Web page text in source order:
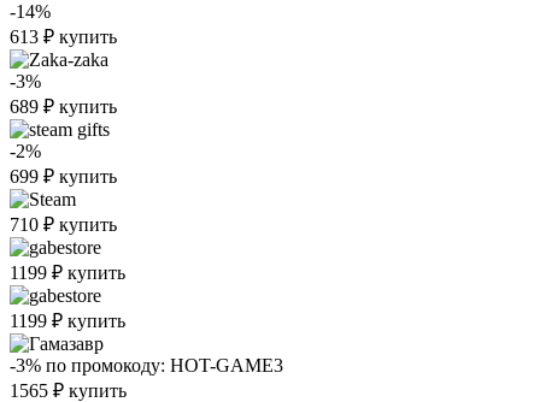
-14%
613 ₽ купить
-3%
689 ₽ купить
-2%
699 ₽ купить
710 ₽ купить
1199 ₽ купить
1199 ₽ купить
-3% по промокоду: HOT-GAME3
1565 ₽ купить